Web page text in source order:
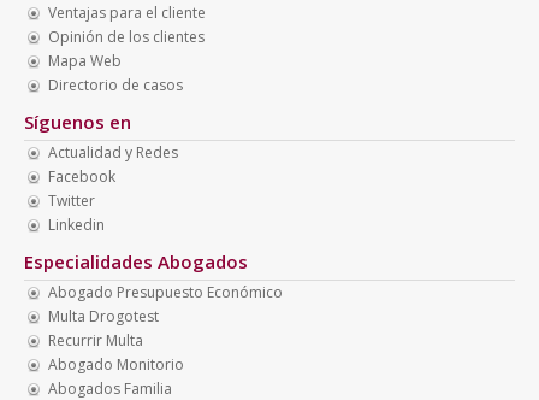
Ventajas para el cliente
Opinión de los clientes
Mapa Web
Directorio de casos
Síguenos en
Actualidad y Redes
Facebook
Twitter
Linkedin
Especialidades Abogados
Abogado Presupuesto Económico
Multa Drogotest
Recurrir Multa
Abogado Monitorio
Abogados Familia